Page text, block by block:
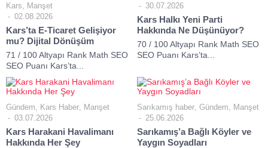
Kars, Manşet
02.08.2026
Kars’ta E-Ticaret Gelişiyor
mu? Dijital Dönüşüm
71 / 100 Altyapı Rank Math SEO
SEO Puanı Kars’ta...
30.07.2026
Kars Halkı Yeni Parti
Hakkında Ne Düşünüyor?
70 / 100 Altyapı Rank Math SEO
SEO Puanı Kars’ta...
Gündem, Kars Haber, Manşet
03.07.2026
Kars Harakani Havalimanı
Hakkında Her Şey
Sarıkamış haber, Gündem, Manşet
25.06.2026
Sarıkamış’a Bağlı Köyler ve
Yaygın Soyadları